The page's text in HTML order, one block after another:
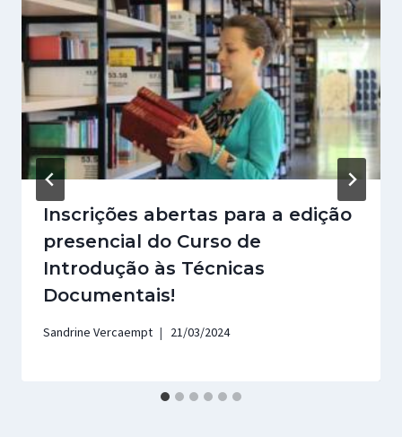
Inscrições abertas para a edição
presencial do Curso de
Introdução às Técnicas
Documentais!
Sandrine Vercaempt 21/03/2024